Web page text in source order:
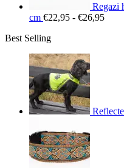
Regazi
cm €22,95 - €26,95
Best Selling